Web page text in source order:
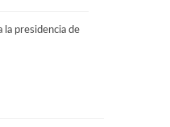
presidencia de